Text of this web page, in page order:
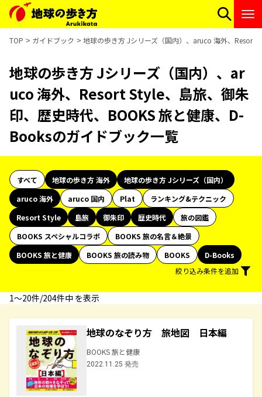
TOP ガイドブック 地球の歩き方 Jシリーズ（国内）、aruco 海外、Resort
地球の歩き方 Jシリーズ（国内）、ar
uco 海外、Resort Style、島旅、御朱
印、歴史時代、BOOKS 旅と健康、D-
Booksのガイドブック一覧
すべて 地球の歩き方 海外
地球の歩き方 Jシリーズ（国内）
aruco 海外
aruco 国内 Plat
ランキング&テクニック
Resort Style
島旅 御朱印 歴史時代
旅の図鑑
BOOKS スペシャルコラボ
BOOKS 旅の名言＆絶景
BOOKS 旅と健康
BOOKS 旅の読み物 BOOKS
D-Books
絞り込み条件を追加
1〜20件/204件中 を表示
地球のなぞり方 旅地図 日本編
BOOKS 旅と健康
2022.11.25 発売